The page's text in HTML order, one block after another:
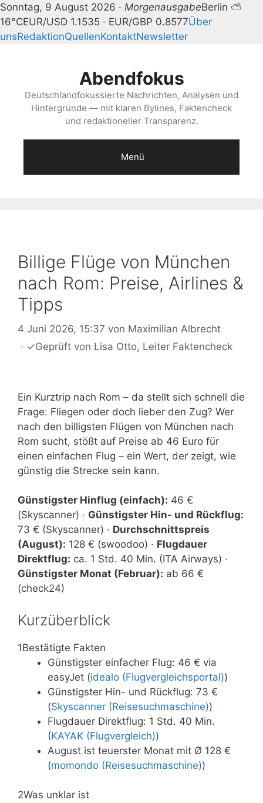
Sonntag, 9 August 2026 · MorgenausgabeBerlin ⛅
16°CEUR/USD 1.1535 · EUR/GBP 0.8577Über
unsRedaktionQuellenKontaktNewsletter
Abendfokus
Deutschlandfokussierte Nachrichten, Analysen und
Hintergründe — mit klaren Bylines, Faktencheck
und redaktioneller Transparenz.
Menü
Billige Flüge von München
nach Rom: Preise, Airlines &
Tipps
4 Juni 2026, 15:37 von Maximilian Albrecht
· ✓Geprüft von Lisa Otto, Leiter Faktencheck
Ein Kurztrip nach Rom – da stellt sich schnell die
Frage: Fliegen oder doch lieber den Zug? Wer
nach den billigsten Flügen von München nach
Rom sucht, stößt auf Preise ab 46 Euro für
einen einfachen Flug – ein Wert, der zeigt, wie
günstig die Strecke sein kann.
Günstigster Hinflug (einfach): 46 €
(Skyscanner) · Günstigster Hin- und Rückflug:
73 € (Skyscanner) · Durchschnittspreis
(August): 128 € (swoodoo) · Flugdauer
Direktflug: ca. 1 Std. 40 Min. (ITA Airways) ·
Günstigster Monat (Februar): ab 66 €
(check24)
Kurzüberblick
1Bestätigte Fakten
Günstigster einfacher Flug: 46 € via
easyJet (idealo (Flugvergleichsportal))
Günstigster Hin- und Rückflug: 73 €
(Skyscanner (Reisesuchmaschine))
Flugdauer Direktflug: 1 Std. 40 Min.
(KAYAK (Flugvergleich))
August ist teuerster Monat mit Ø 128 €
(momondo (Reisesuchmaschine))
2Was unklar ist